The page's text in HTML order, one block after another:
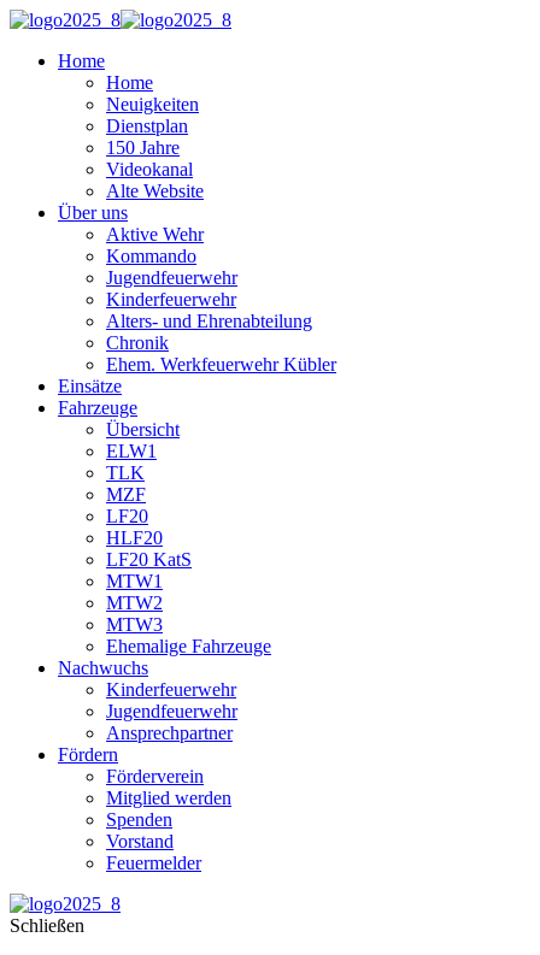
Home
Home
Neuigkeiten
Dienstplan
150 Jahre
Videokanal
Alte Website
Über uns
Aktive Wehr
Kommando
Jugendfeuerwehr
Kinderfeuerwehr
Alters- und Ehrenabteilung
Chronik
Ehem. Werkfeuerwehr Kübler
Einsätze
Fahrzeuge
Übersicht
ELW1
TLK
MZF
LF20
HLF20
LF20 KatS
MTW1
MTW2
MTW3
Ehemalige Fahrzeuge
Nachwuchs
Kinderfeuerwehr
Jugendfeuerwehr
Ansprechpartner
Fördern
Förderverein
Mitglied werden
Spenden
Vorstand
Feuermelder
Schließen